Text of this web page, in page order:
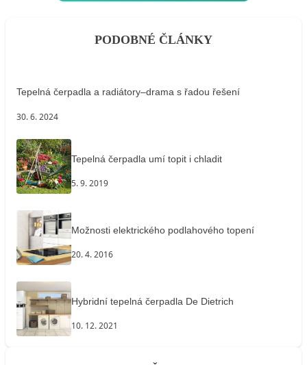
PODOBNÉ ČLÁNKY
Tepelná čerpadla a radiátory–drama s řadou řešení
30. 6. 2024
Tepelná čerpadla umí topit i chladit
5. 9. 2019
Možnosti elektrického podlahového topení
20. 4. 2016
Hybridní tepelná čerpadla De Dietrich
10. 12. 2021